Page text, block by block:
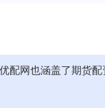
配网也涵盖了期货